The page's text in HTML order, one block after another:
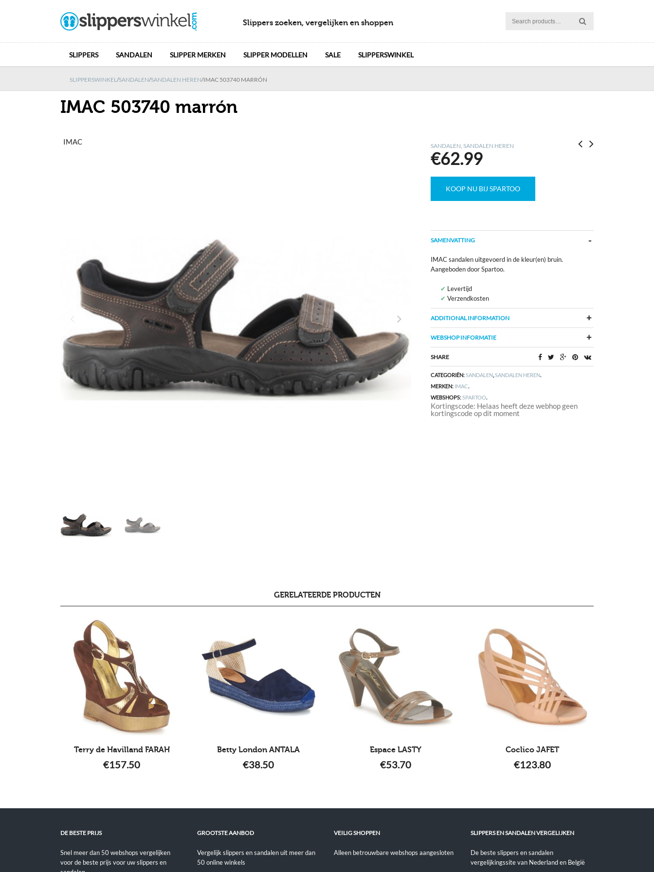
Slippers zoeken, vergelijken en shoppen
SLIPPERS SANDALEN SLIPPER MERKEN SLIPPER MODELLEN SALE SLIPPERSWINKEL
SLIPPERSWINKEL/SANDALEN/SANDALEN HEREN/IMAC 503740 MARRÓN
IMAC 503740 marrón
IMAC SANDALEN, SANDALEN HEREN
€62.99
KOOP NU BIJ SPARTOO
SAMENVATTING
IMAC sandalen uitgevoerd in de kleur(en) bruin.
Aangeboden door Spartoo.
Levertijd
Verzendkosten
ADDITIONAL INFORMATION
WEBSHOP INFORMATIE
SHARE
CATEGORIËN:SANDALEN,SANDALEN HEREN.
MERKEN: IMAC.
WEBSHOPS:SPARTOO.
Kortingscode: Helaas heeft deze webhop geen
kortingscode op dit moment
GERELATEERDE PRODUCTEN
Terry de Havilland FARAH
€157.50
Betty London ANTALA
€38.50
Espace LASTY
€53.70
Coclico JAFET
€123.80
DE BESTE PRIJS
Snel meer dan 50 webshops vergelijken
voor de beste prijs voor uw slippers en
GROOTSTE AANBOD
Vergelijk slippers en sandalen uit meer dan
50 online winkels
VEILIG SHOPPEN
Alleen betrouwbare webshops aangesloten
SLIPPERS EN SANDALEN VERGELIJKEN
De beste slippers en sandalen
vergelijkingssite van Nederland en België